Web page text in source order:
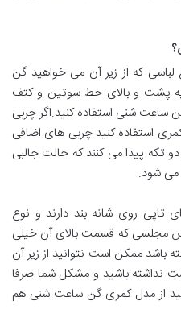
که از زیر آن می خواهید گن
پشت و بالای خط سوتین و کتف
ساعت شنی استفاده کنید.اگر چربی
استفاده کنید چربی های اضافی
تکه پیدا می کنند که حالت جالبی
می شود.
تاپی روی شانه بند دارند و نوع
مجلسی که قسمت بالای آن خیلی
باشد ممکن است نتوانید از زیر آن
نداشته باشید و مشکل شما صرفا
از مدل کمری گن ساعت شنی هم